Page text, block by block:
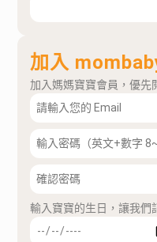
加入
加入媽媽寶寶會員，優先
輸入寶寶的生日，讓我們